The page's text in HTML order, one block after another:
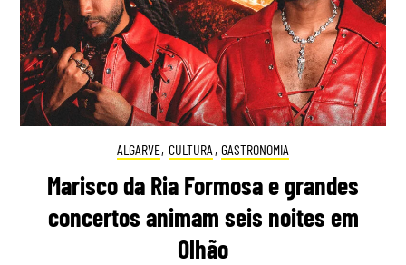
ALGARVE, CULTURA , GASTRONOMIA
Marisco da Ria Formosa e grandes
concertos animam seis noites em
Olhão